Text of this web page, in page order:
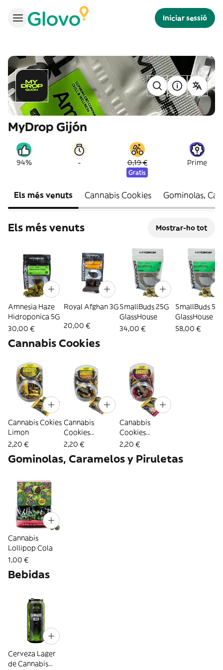
Iniciar sessió
MyDrop Gijón
94% - 0,19 €
Gratis
Prime
Els més venuts Cannabis Cookies Gominolas,
Els més venuts Mostrar-ho tot
Amnesia Haze
Hidroponica 5G
30,00 €
Royal Afghan 3G
20,00 €
SmallBuds 25G
GlassHouse
34,00 €
SmallBuds
GlassHouse
58,00 €
Cannabis Cookies
Cannabis Cokies
Limon
2,20 €
Cannabis
Cookies
Chocolate
2,20 €
Canabbis
Cookies
Strawberry
2,20 €
Gominolas, Caramelos y Piruletas
Cannabis
Lollipop Cola
1,00 €
Bebidas
Cerveza Lager
de Cannabis